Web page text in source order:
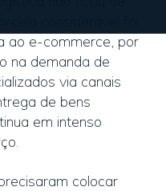
ao e-commerce, por
na demanda de
via canais
de bens
em intenso
colocar